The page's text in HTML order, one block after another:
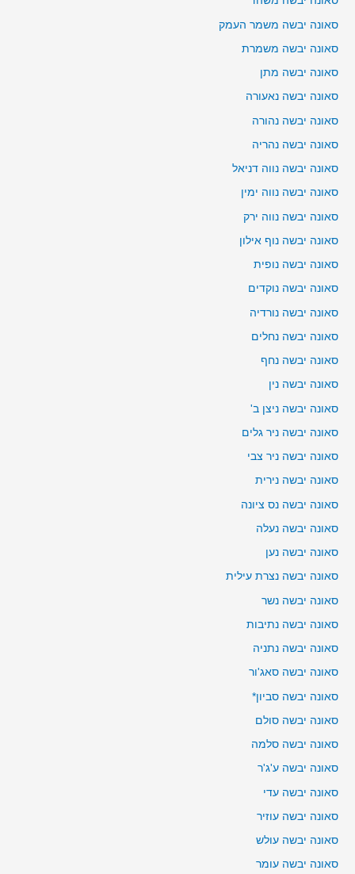
סאונה יבשה משמר העמק
סאונה יבשה משמרת
סאונה יבשה מתן
סאונה יבשה נאעורה
סאונה יבשה נהורה
סאונה יבשה נהריה
סאונה יבשה נווה דניאל
סאונה יבשה נווה ימין
סאונה יבשה נווה ירק
סאונה יבשה נוף אילון
סאונה יבשה נופית
סאונה יבשה נוקדים
סאונה יבשה נורדיה
סאונה יבשה נחלים
סאונה יבשה נחף
סאונה יבשה נין
סאונה יבשה ניצן ב'
סאונה יבשה ניר גלים
סאונה יבשה ניר צבי
סאונה יבשה נירית
סאונה יבשה נס ציונה
סאונה יבשה נעלה
סאונה יבשה נען
סאונה יבשה נצרת עילית
סאונה יבשה נשר
סאונה יבשה נתיבות
סאונה יבשה נתניה
סאונה יבשה סאג'ור
סאונה יבשה סביון*
סאונה יבשה סולם
סאונה יבשה סלמה
סאונה יבשה ע'ג'ר
סאונה יבשה עדי
סאונה יבשה עוזיר
סאונה יבשה עולש
סאונה יבשה עומר